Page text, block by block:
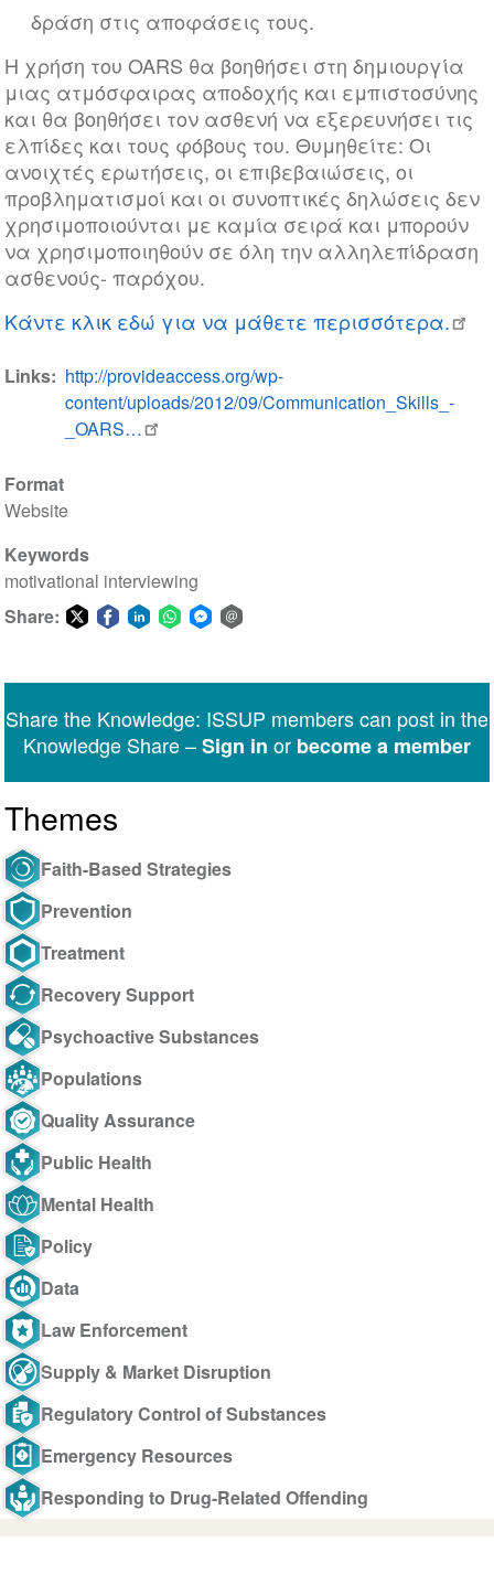
Format
Website
Keywords
motivational interviewing
Share:
Messenger
δράση στις αποφάσεις τους.
Η χρήση του OARS θα βοηθήσει στη δημιουργία
μιας ατμόσφαιρας αποδοχής και εμπιστοσύνης
και θα βοηθήσει τον ασθενή να εξερευνήσει τις
ελπίδες και τους φόβους του. Θυμηθείτε: Οι
ανοιχτές ερωτήσεις, οι επιβεβαιώσεις, οι
προβληματισμοί και οι συνοπτικές δηλώσεις δεν
χρησιμοποιούνται με καμία σειρά και μπορούν
να χρησιμοποιηθούν σε όλη την αλληλεπίδραση
ασθενούς- παρόχου.
Κάντε κλικ εδώ για να μάθετε περισσότερα.
Links
http://provideaccess.org/wp-
content/uploads/2012/09/Communication_Skills_-
_OARS…
Share the Knowledge: ISSUP members can post in the
Knowledge Share –Sign in or become a member
Themes
Faith-Based Strategies
Prevention
Treatment
Recovery Support
Psychoactive Substances
Populations
Quality Assurance
Public Health
Mental Health
Policy
Data
Law Enforcement
Supply & Market Disruption
Regulatory Control of Substances
Emergency Resources
Responding to Drug-Related Offending